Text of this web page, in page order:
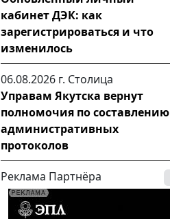
кабинет ДЭК: как
зарегистрироваться и что
изменилось
06.08.2026 г. Столица
Управам Якутска вернут
полномочия по составлению
административных
протоколов
Реклама Партнёра